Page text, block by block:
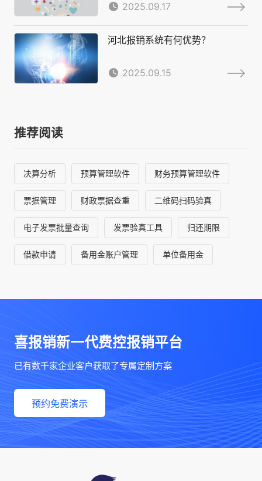
2025.09.17
河北报销系统有何优势？
2025.09.15
推荐阅读
决算分析 预算管理软件 财务预算管理软件
票据管理 财政票据查重 二维码扫码验真
电子发票批量查询 发票验真工具 归还期限
借款申请 备用金账户管理 单位备用金
喜报销新一代费控报销平台
已有数千家企业客户获取了专属定制方案
预约免费演示